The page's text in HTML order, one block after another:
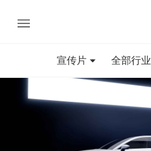
宣传片 全部行业